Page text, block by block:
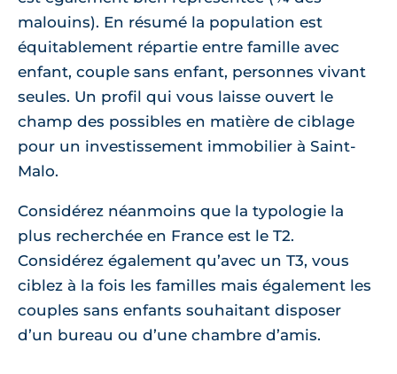
malouins). En résumé la population est
équitablement répartie entre famille avec
enfant, couple sans enfant, personnes vivant
seules. Un profil qui vous laisse ouvert le
champ des possibles en matière de ciblage
pour un investissement immobilier à Saint-
Malo.
Considérez néanmoins que la typologie la
plus recherchée en France est le T2.
Considérez également qu’avec un T3, vous
ciblez à la fois les familles mais également les
couples sans enfants souhaitant disposer
d’un bureau ou d’une chambre d’amis.